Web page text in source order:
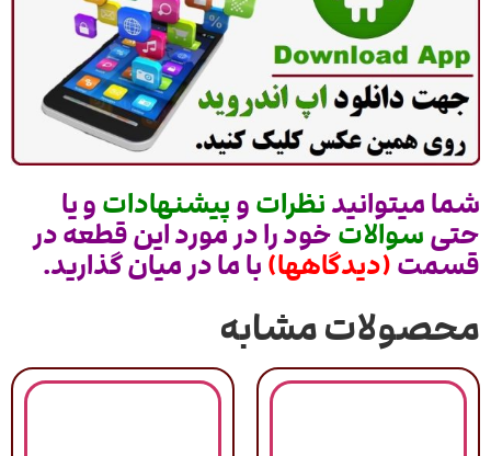
شما میتوانیدنظراتوپیشنهاداتو یا
حتیسوالاتخود را در مورد این قطعه در
قسمت(دیدگاهها)با ما در میان گذارید.
محصولات مشابه